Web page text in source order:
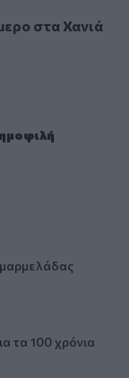
στα Χανιά
στα Χανιά
τα 100 χρόνια